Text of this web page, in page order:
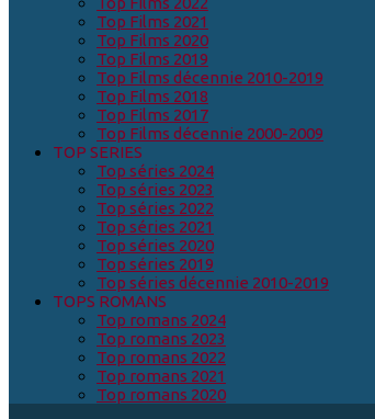
Top Films 2021
Top Films 2020
Top Films 2019
Top Films décennie 2010-2019
Top Films 2018
Top Films 2017
Top Films décennie 2000-2009
TOP SERIES
Top séries 2024
Top séries 2023
Top séries 2022
Top séries 2021
Top séries 2020
Top séries 2019
Top séries décennie 2010-2019
TOPS ROMANS
Top romans 2024
Top romans 2023
Top romans 2022
Top romans 2021
Top romans 2020